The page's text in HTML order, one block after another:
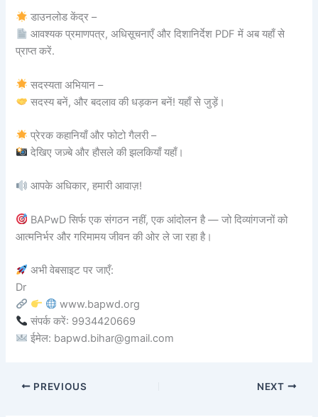
डाउनलोड केंद्र –
आवश्यक प्रमाणपत्र, अधिसूचनाएँ और दिशानिर्देश PDF में अब यहाँ से
प्राप्त करें.
सदस्यता अभियान –
सदस्य बनें, और बदलाव की धड़कन बनें! यहाँ से जुड़ें।
प्रेरक कहानियाँ और फोटो गैलरी –
देखिए जज़्बे और हौसले की झलकियाँ यहाँ।
आपके अधिकार, हमारी आवाज़!
BAPwD सिर्फ एक संगठन नहीं, एक आंदोलन है — जो दिव्यांगजनों को
आत्मनिर्भर और गरिमामय जीवन की ओर ले जा रहा है।
अभी वेबसाइट पर जाएँ:
Dr
www.bapwd.org
संपर्क करें: 9934420669
ईमेल: bapwd.bihar@gmail.com
PREVIOUS NEXT